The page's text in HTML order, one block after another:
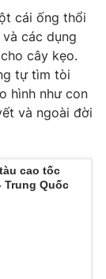
cái ống thổi
các dụng
cây kẹo.
tự tìm tòi
hình như con
và ngoài đời
cao tốc
Trung Quốc